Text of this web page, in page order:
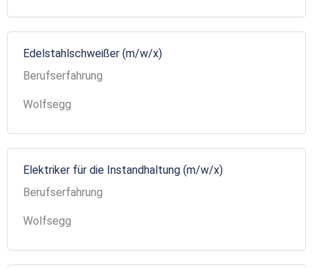
Edelstahlschweißer (m/w/x)
Berufserfahrung
Wolfsegg
Elektriker für die Instandhaltung (m/w/x)
Berufserfahrung
Wolfsegg